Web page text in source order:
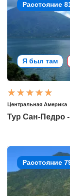
Расстояние
Я был там
Центральная Америка
Тур Сан-Педро
Расстояние